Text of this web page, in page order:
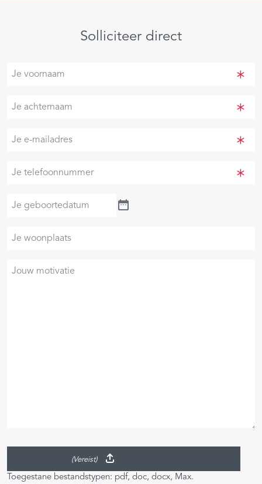
Solliciteer direct
Je
Je
Je
(Vereist)
Je
Je
geboortedatum
Je
woonplaats
Je
(Vereist)
Toegestane bestandstypen: pdf, doc, docx, Max.